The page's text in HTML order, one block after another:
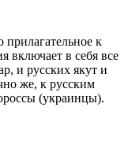
прилагательное к
включает в себя все
и русских якут и
же, к русским
(украинцы).